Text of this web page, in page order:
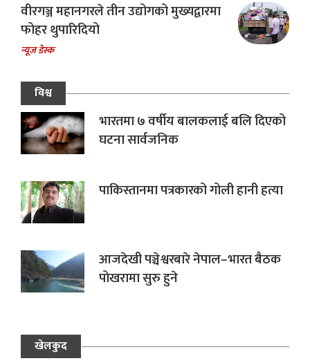
वीरगञ्ज महानगरले तीन उद्योगको मुख्यद्वारमा
फोहर थुपारिदियो
न्यूज डेस्क
विश्व
भारतमा ७ वर्षीय बालकलाई बलि दिएको
घटना सार्वजनिक
पाकिस्तानमा पत्रकारको गोली हानी हत्या
आजदेखी पञ्चेश्वरबारे नेपाल–भारत बैठक
पोखरामा सुरु हुने
खेलकुद